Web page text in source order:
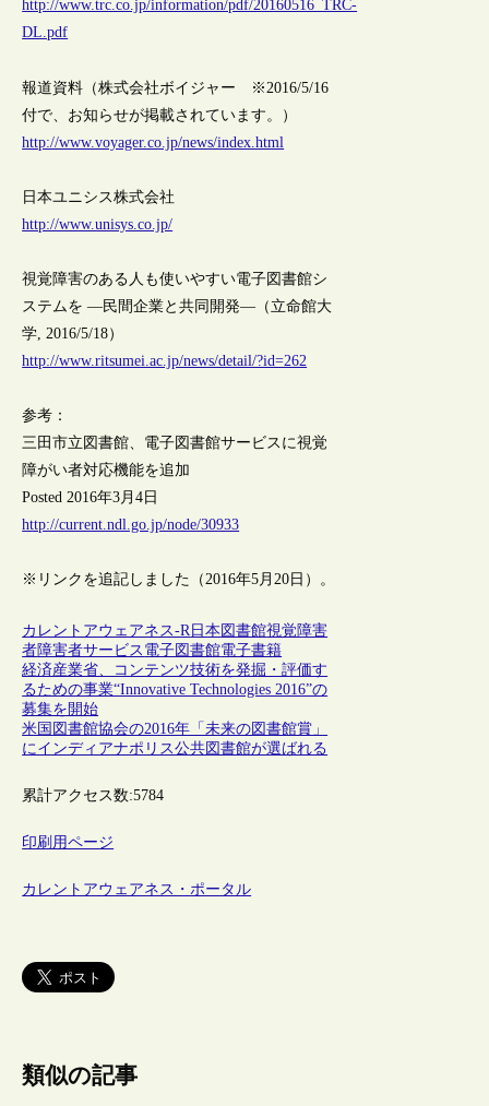
http://www.trc.co.jp/information/pdf/20160516_TRC-
DL.pdf
報道資料（株式会社ボイジャー ※2016/5/16
付で、お知らせが掲載されています。）
http://www.voyager.co.jp/news/index.html
日本ユニシス株式会社
http://www.unisys.co.jp/
視覚障害のある人も使いやすい電子図書館シ
ステムを ―民間企業と共同開発―（立命館大
学, 2016/5/18）
http://www.ritsumei.ac.jp/news/detail/?id=262
参考：
三田市立図書館、電子図書館サービスに視覚
障がい者対応機能を追加
Posted 2016年3月4日
http://current.ndl.go.jp/node/30933
※リンクを追記しました（2016年5月20日）。
カレントアウェアネス-R 日本図書館視覚障害
者障害者サービス 電子図書館電子書籍
経済産業省、コンテンツ技術を発掘・評価す
るための事業“Innovative Technologies 2016”の
募集を開始
米国図書館協会の2016年「未来の図書館賞」
にインディアナポリス公共図書館が選ばれる
累計アクセス数:5784
印刷用ページ
カレントアウェアネス・ポータル
類似の記事